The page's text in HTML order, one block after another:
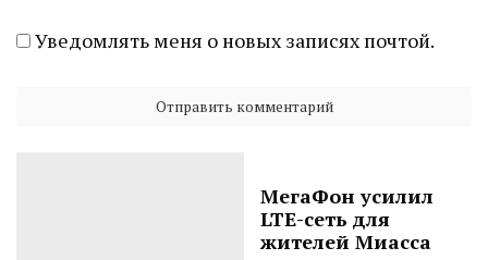
Уведомлять меня о новых записях почтой.
МегаФон усилил
LTE-сеть для
жителей Миасса